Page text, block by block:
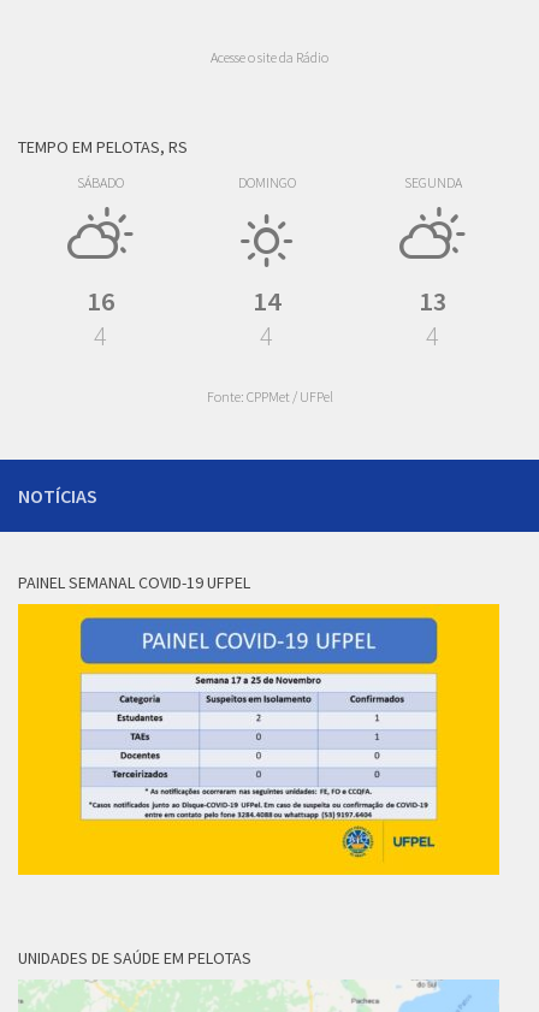
Acesse o site da Rádio
TEMPO EM PELOTAS, RS
SÁBADO
16
4
DOMINGO
14
4
SEGUNDA
13
4
Fonte: CPPMet / UFPel
NOTÍCIAS
PAINEL SEMANAL COVID-19 UFPEL
UNIDADES DE SAÚDE EM PELOTAS